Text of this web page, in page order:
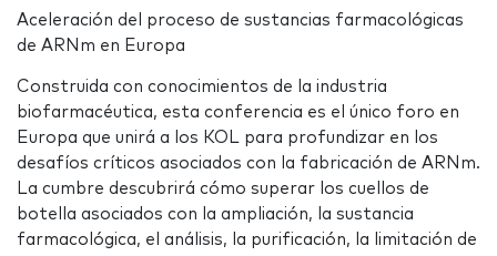
Aceleración del proceso de sustancias farmacológicas
de ARNm en Europa
Construida con conocimientos de la industria
biofarmacéutica, esta conferencia es el único foro en
Europa que unirá a los KOL para profundizar en los
desafíos críticos asociados con la fabricación de ARNm.
La cumbre descubrirá cómo superar los cuellos de
botella asociados con la ampliación, la sustancia
farmacológica, el análisis, la purificación, la limitación de